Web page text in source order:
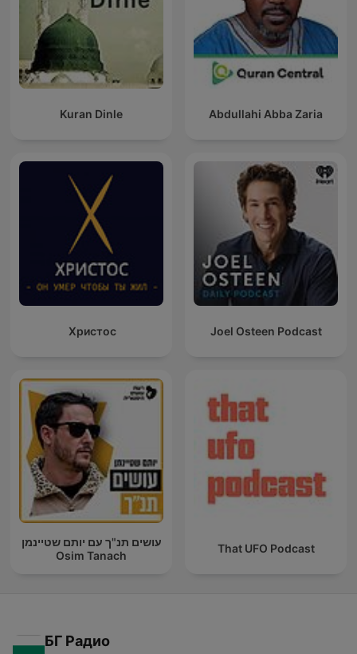
Kuran Dinle Abdullahi Abba Zaria
Христос Joel Osteen Podcast
עושים תנ"ך עם יותם שטיינמן
Osim Tanach
That UFO Podcast
БГ Радио